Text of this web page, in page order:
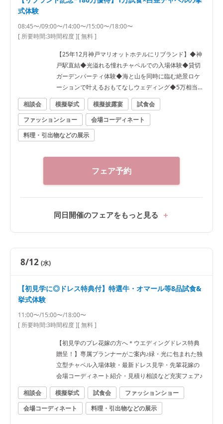
式体験
08:45〜/09:00〜/14:00〜/15:00〜/18:00〜
[ 所要時間:3時間程度][ 無料 ]
【25年12月神戸マリオットホテルにリブランド】◆神
戸駅直結◆光溢れる憧れチャペルでの入場体験◆貸切
ガーデンパーティ体験◆海と山を同時に臨む絶景ロケ
ーションで叶えるおもてなしウェディング◆5万相当8
品試食
相談会 模擬挙式 模擬披露宴
試食会
ファッションショー
会場コーディネート
料理・引出物などの展示
フェア予約
同日開催のフェアをもっと見る
8/12 (水)
【初見学に◎ドレス特典付】特選牛・オマール等8品試食&
挙式体験
11:00〜/15:00〜/18:00〜
[ 所要時間:3時間程度][ 無料 ]
【初見学のプレ花嫁の方へ＊ウエディングドレス特典
贈呈！】専属プランナーがご案内♪緑・光に包まれた独
立型チャペル入場体験・最新ドレス見学・先輩花嫁の
会場コーディネート紹介・見積り相談など充実フェア♪
相談会
模擬挙式 試食会
ファッションショー
会場コーディネート
料理・引出物などの展示